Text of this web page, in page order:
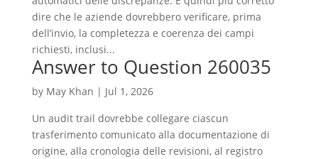
dire che le aziende dovrebbero verificare, prima
dell’invio, la completezza e coerenza dei campi
richiesti, inclusi...
Answer to Question 260035
by May Khan | Jul 1, 2026
Un audit trail dovrebbe collegare ciascun
trasferimento comunicato alla documentazione di
origine, alla cronologia delle revisioni, al registro